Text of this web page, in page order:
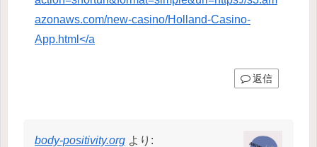
azonaws.com/new-casino/Holland-Casino-
App.html</a
返信
body-positivity.org より: